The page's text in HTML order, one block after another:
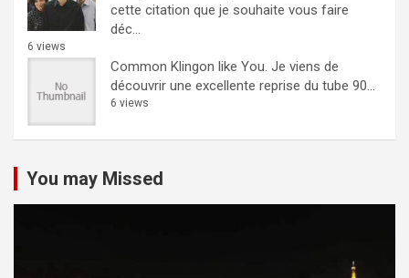
cette citation que je souhaite vous faire
déc...
6 views
Common Klingon like You. Je viens de
découvrir une excellente reprise du tube 90...
6 views
You may Missed